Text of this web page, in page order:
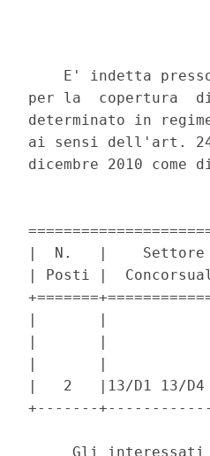
E' indetta
per la  copertura
determinato in
ai sensi dell'art.
dicembre 2010
|  N.   |
| Posti |
|       |
|       |
|       |
|   2   |13/D1 13/
+-------
Gli